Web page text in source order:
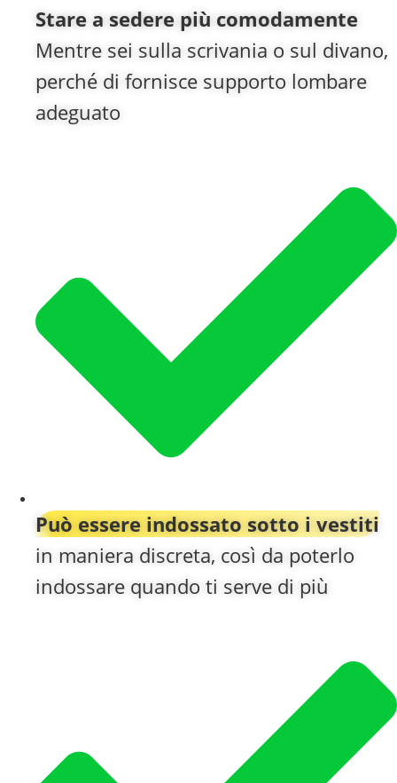
Stare a sedere più comodamente
Mentre sei sulla scrivania o sul divano,
perché di fornisce supporto lombare
adeguato
Può essere indossato sotto i vestiti
in maniera discreta, così da poterlo
indossare quando ti serve di più